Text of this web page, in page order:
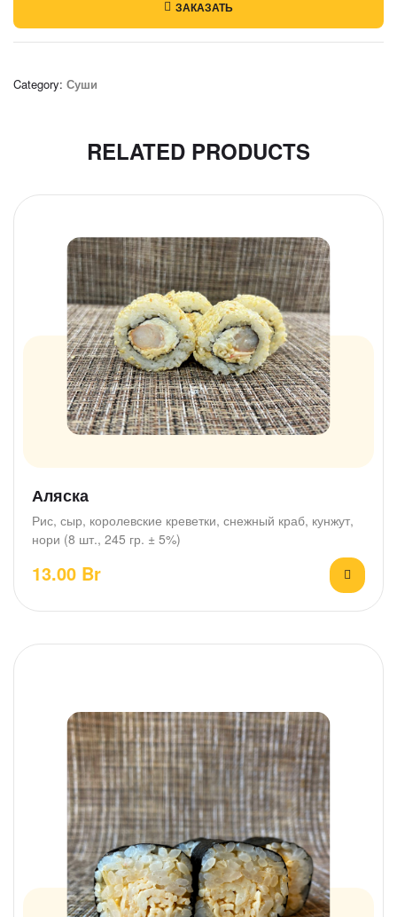
ЗАКАЗАТЬ
Category: Суши
RELATED PRODUCTS
Аляска
Рис, сыр, королевские креветки, снежный краб, кунжут,
нори (8 шт., 245 гр. ± 5%)
13.00 Br